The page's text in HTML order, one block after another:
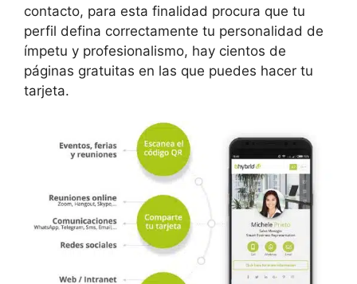
contacto, para esta finalidad procura que tu
perfil defina correctamente tu personalidad de
ímpetu y profesionalismo, hay cientos de
páginas gratuitas en las que puedes hacer tu
tarjeta.